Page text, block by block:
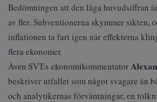
Bedömningen att den låga huvudsiffran
av fler. Subventionerna skymmer sikten,
inflationen ta fart igen när effekterna
flera ekonomer.
Även SVT:s ekonomikommentator
beskriverutfallet som något svagare än
och analytikernas förväntningar, en